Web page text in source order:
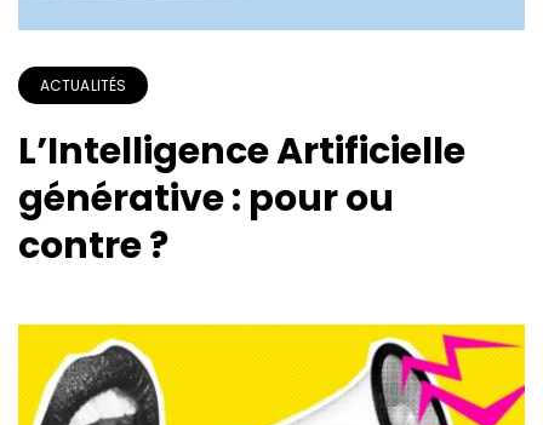
ACTUALITÉS
L’Intelligence Artificielle
générative : pour ou
contre ?